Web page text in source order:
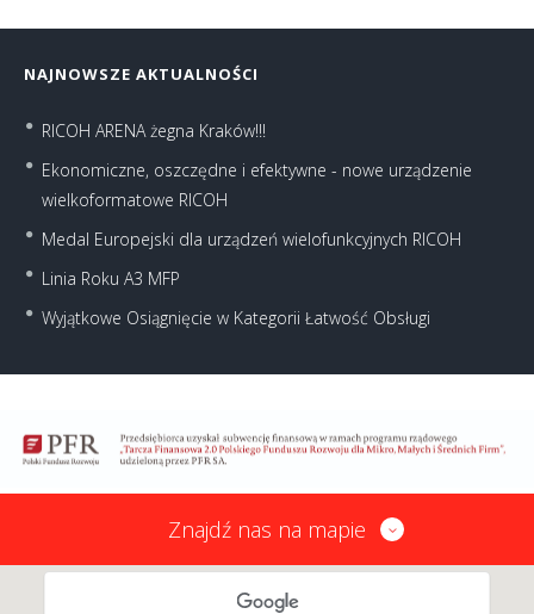
NAJNOWSZE AKTUALNOŚCI
RICOH ARENA żegna Kraków!!!
Ekonomiczne, oszczędne i efektywne - nowe urządzenie
wielkoformatowe RICOH
Medal Europejski dla urządzeń wielofunkcyjnych RICOH
Linia Roku A3 MFP
Wyjątkowe Osiągnięcie w Kategorii Łatwość Obsługi
Znajdź nas na mapie